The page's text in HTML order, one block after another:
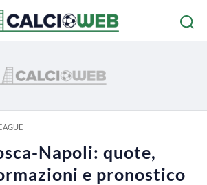
Napoli: quote,
e pronostico